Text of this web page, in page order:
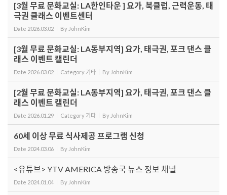
[3월 무료 문화교실: LA한인타운 ] 요가, 북클럽, 근력운동, 태
극권 클래스 이벤트센터
Date 2026.03.02 By JohnKim
[3월 무료 문화교실: LA동부지역] 요가, 태극권, 포크 댄스 클
래스 이벤트 캘린더
Date 2026.03.02 Category 기타 By JohnKim
[2월 무료 문화교실: LA동부지역] 요가, 태극권, 포크 댄스 클
래스 이벤트 캘린더
Date 2026.01.29 Category 기타 By JohnKim
60세 이상 무료 식사제공 프로그램 신청
Date 2024.03.06 By JohnKim
<유튜브> YTV AMERICA 방송국 뉴스 정보 채널
Date 2024.01.04 By JohnKim